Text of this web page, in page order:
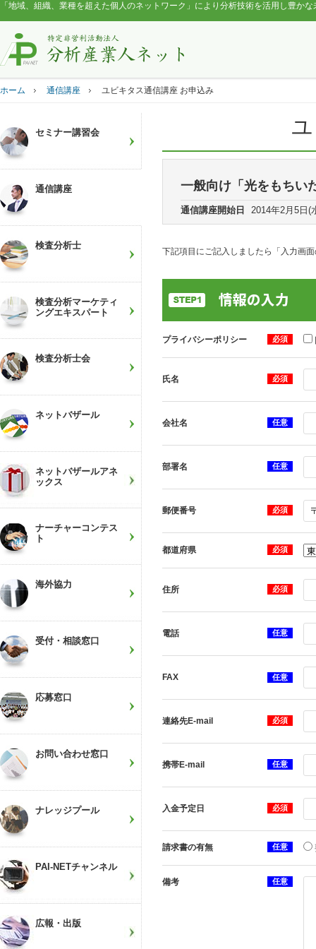
「地域、組織、業種を超えた個人のネットワーク」により分析技術を活用し豊か
ホーム 通信講座 ユビキタス通信講座 お申込み
セミナー講習会
通信講座
検査分析士
検査分析マーケティ
ングエキスパート
検査分析士会
ネットバザール
ネットバザールアネ
ックス
ナーチャーコンテス
ト
海外協力
受付・相談窓口
応募窓口
お問い合わせ窓口
ナレッジプール
PAI-NETチャンネル
広報・出版
一般向け「光をもちい
通信講座開始日 2014年2月5日(
下記項目にご記入しましたら「入力画
プライバシーポリシー 必須
氏名 必須
会社名 任意
部署名 任意
郵便番号 必須
都道府県 必須
住所 必須
電話 任意
FAX 任意
連絡先E-mail 必須
携帯E-mail 任意
入金予定日 必須
請求書の有無 任意
備考 任意